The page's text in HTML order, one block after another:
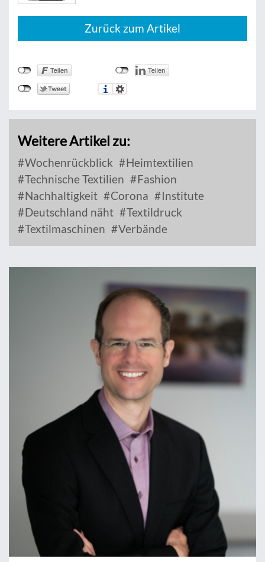
Zurück zum Artikel
Weitere Artikel zu:
Wochenrückblick
Heimtextilien
Technische Textilien
Fashion
Nachhaltigkeit
Corona
Institute
Deutschland näht
Textildruck
Textilmaschinen
Verbände